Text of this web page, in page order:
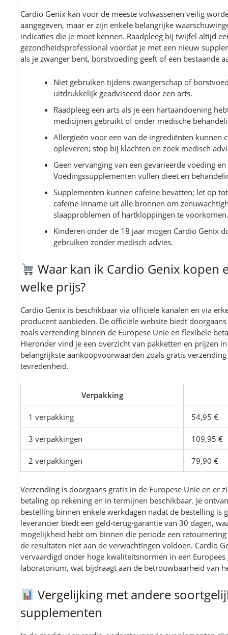
Cardio Genix kan voor de meeste volwassenen veilig
aangegeven, maar er zijn enkele belangrijke
indicaties die je moet kennen. Raadpleeg bij twijfel altijd
gezondheidsprofessional voordat je met een nieuw
als je zwanger bent, borstvoeding geeft of een bestaande
Niet gebruiken tijdens zwangerschap of
uitdrukkelijk geadviseerd door een arts.
Raadpleeg een arts als je een hartaandoening
medicijnen gebruikt of onder medische
Allergieën voor een van de ingrediënten kunnen
opleveren; stop bij klachten en zoek medisch
Geen vervanging van een gevarieerde voeding
Voedingssupplementen vullen dieet en
Supplementen kunnen cafeïne bevatten; let op
cafeïne-inname uit alle bronnen om
slaapproblemen of hartkloppingen te
Kinderen onder de 18 jaar mogen Cardio Genix
gebruiken zonder medisch advies.
Waar kan ik Cardio Genix kopen
welke prijs?
Cardio Genix is beschikbaar via officiële kanalen en via
producent aanbieden. De officiële website biedt
zoals verzending binnen de Europese Unie en flexibele
Hieronder vind je een overzicht van pakketten en prijzen in
belangrijkste aankoopvoorwaarden zoals gratis
tevredenheid.
Verpakking
1 verpakking 54,95 €
3 verpakkingen 109,95 €
2 verpakkingen 79,90 €
Verzending is doorgaans gratis in de Europese Unie en er
betaling op rekening en in termijnen beschikbaar. Je
bestelling binnen enkele werkdagen nadat de bestelling is
leverancier biedt een geld-terug-garantie van 30 dagen,
mogelijkheid hebt om binnen die periode een
de resultaten niet aan de verwachtingen voldoen. Cardio
vervaardigd onder hoge kwaliteitsnormen in een Europees
laboratorium, wat bijdraagt aan de betrouwbaarheid van
Vergelijking met andere
supplementen